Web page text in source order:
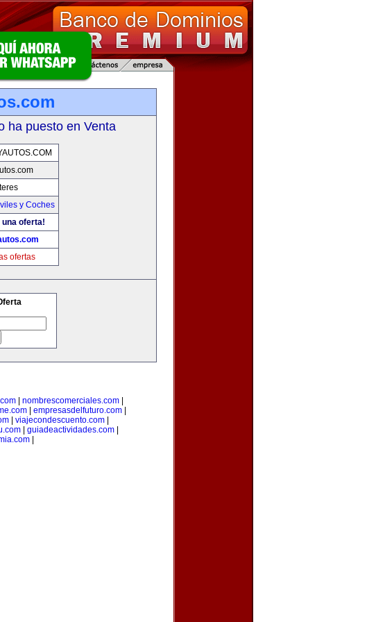
ha puesto en Venta
y Coches
una oferta!
ofertas
| nombrescomerciales.com|
empresasdelfuturo.com
viajecondescuento.com
| guiadeactividades.com|